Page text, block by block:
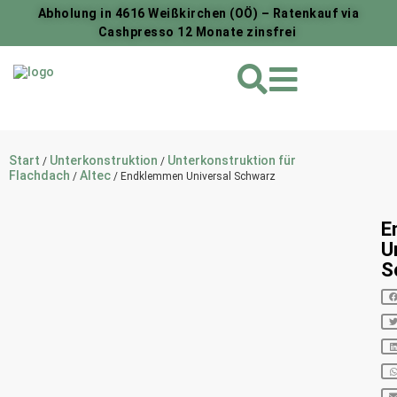
Abholung in 4616 Weißkirchen (OÖ) – Ratenkauf via
Cashpresso 12 Monate zinsfrei
Start / Unterkonstruktion / Unterkonstruktion für
Flachdach / Altec / Endklemmen Universal Schwarz